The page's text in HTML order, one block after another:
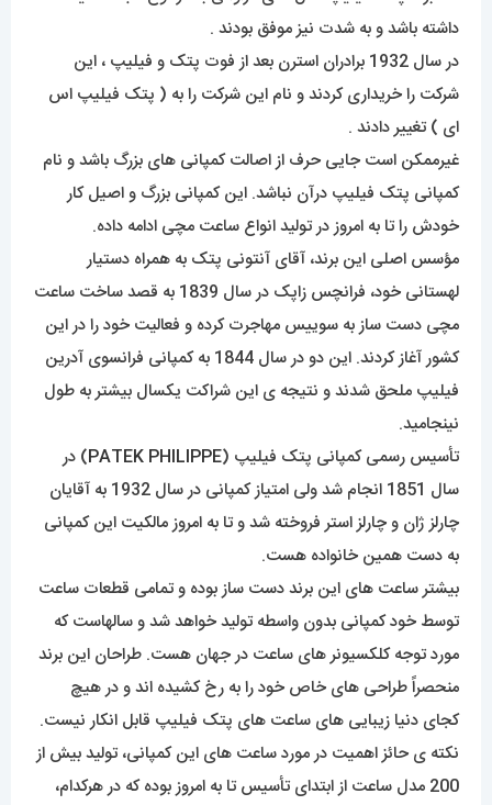
داشته باشد و به شدت نیز موفق بودند .
در سال 1932 برادران استرن بعد از فوت پتک و فیلیپ ، این
شرکت را خریداری کردند و نام این شرکت را به ( پتک فیلیپ اس
ای ) تغییر دادند .
غیرممکن است جایی حرف از اصالت کمپانی های بزرگ باشد و نام
کمپانی پتک فیلیپ درآن نباشد. این کمپانی بزرگ و اصیل کار
خودش را تا به امروز در تولید انواع ساعت مچی ادامه داده.
مؤسس اصلی این برند، آقای آنتونی پتک به همراه دستیار
لهستانی خود، فرانچس زاپک در سال 1839 به قصد ساخت ساعت
مچی دست ساز به سوییس مهاجرت کرده و فعالیت خود را در این
کشور آغاز کردند. این دو در سال 1844 به کمپانی فرانسوی آدرین
فیلیپ ملحق شدند و نتیجه ی این شراکت یکسال بیشتر به طول
نینجامید.
تأسیس رسمی کمپانی پتک فیلیپ (PATEK PHILIPPE) در
سال 1851 انجام شد ولی امتیاز کمپانی در سال 1932 به آقایان
چارلز ژان و چارلز استر فروخته شد و تا به امروز مالکیت این کمپانی
به دست همین خانواده هست.
بیشتر ساعت های این برند دست ساز بوده و تمامی قطعات ساعت
توسط خود کمپانی بدون واسطه تولید خواهد شد و سالهاست که
مورد توجه کلکسیونر های ساعت در جهان هست. طراحان این برند
منحصراً طراحی های خاص خود را به رخ کشیده اند و در هیچ
کجای دنیا زیبایی های ساعت های پتک فیلیپ قابل انکار نیست.
نکته ی حائز اهمیت در مورد ساعت های این کمپانی، تولید بیش از
200 مدل ساعت از ابتدای تأسیس تا به امروز بوده که در هرکدام،